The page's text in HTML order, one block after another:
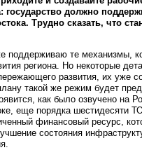
государство должно
Трудно сказать, что
поддерживаю те механизмы,
региона. Но некоторые
развития, их уже
такой же режим будет
как было озвучено на
еще порядка шестидесяти
финансовый ресурс,
состояния